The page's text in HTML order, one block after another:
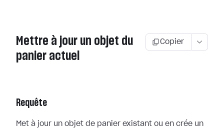
Mettre à jour un objet du
panier actuel
Copier
Requête
Met à jour un objet de panier existant ou en crée un